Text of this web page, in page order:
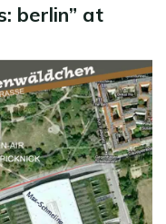
berlin” at